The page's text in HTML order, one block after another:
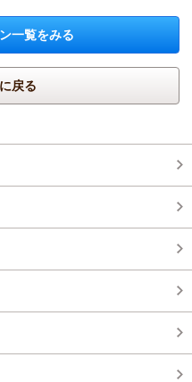
一覧をみる
戻る